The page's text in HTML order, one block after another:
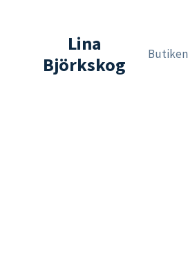
Lina
Björkskog
Butiken